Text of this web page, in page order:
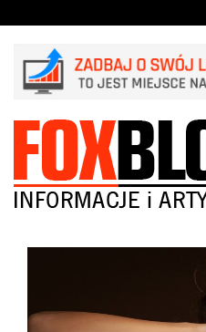
to
FOXBLOG